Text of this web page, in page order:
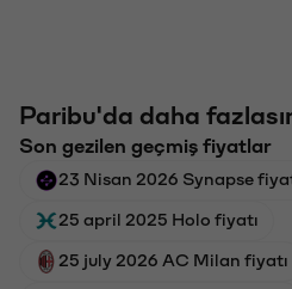
Paribu'da daha
Son gezilen geçmiş fiyatlar
23 Nisan 2026 Synapse
25 april 2025 Holo fiyatı
25 july 2026 AC Milan fiyatı